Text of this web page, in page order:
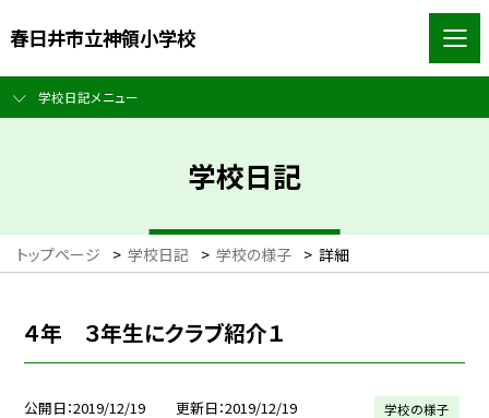
春日井市立神領小学校
学校日記メニュー
学校日記
トップページ > 学校日記 > 学校の様子 > 詳細
４年 ３年生にクラブ紹介１
公開日 2019/12/19 更新日 2019/12/19 学校の様子